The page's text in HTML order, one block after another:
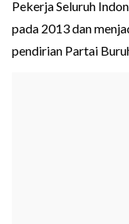
Pekerja Seluruh
pada 2013 dan
pendirian Partai